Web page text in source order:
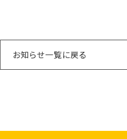
お知らせ一覧に戻る